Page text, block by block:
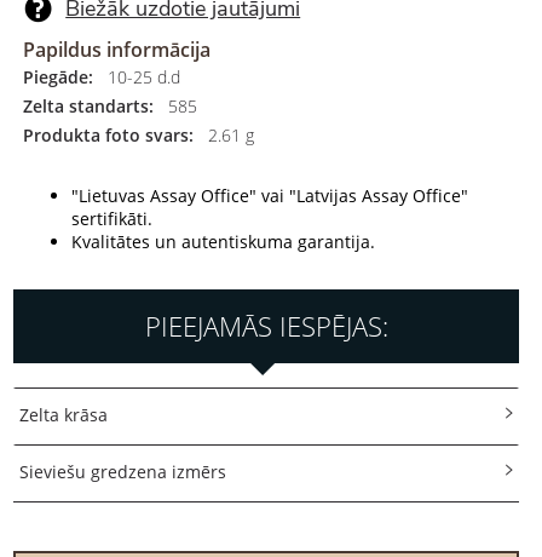
Biežāk uzdotie jautājumi
Papildus informācija
Piegāde:
10-25 d.d
Zelta standarts:
585
Produkta foto svars:
2.61 g
"Lietuvas Assay Office" vai "Latvijas Assay Office"
sertifikāti.
Kvalitātes un autentiskuma garantija.
PIEEJAMĀS IESPĒJAS:
Zelta krāsa
Sieviešu gredzena izmērs